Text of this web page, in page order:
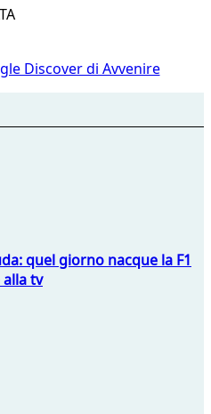
Discover di Avvenire
quel giorno nacque la F1
tv